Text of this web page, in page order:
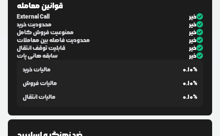
قوانین معامله
External Call
خیر
محدودیت خرید
خیر
ممنوعیت فروش کامل
خیر
محدودیت فاصله بین معاملات
خیر
قابلیت توقف انتقال
خیر
سابقه هانی پات
خیر
مالیات خرید
0.10%
مالیات فروش
0.10%
مالیات انتقال
0.10%